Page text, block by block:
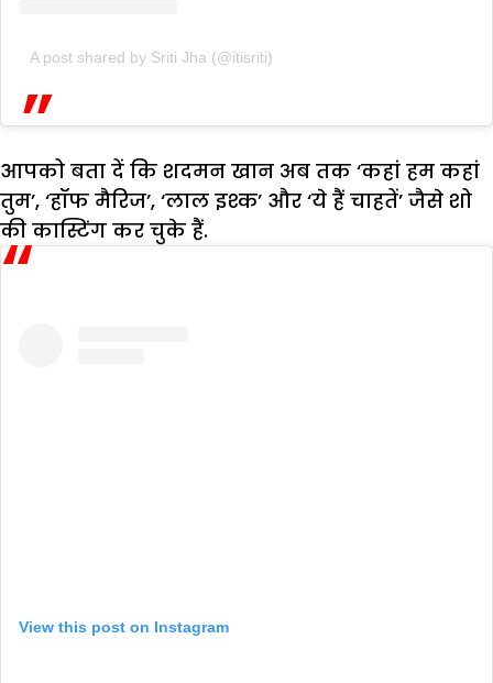
A post shared by Sriti Jha (@itisriti)
आपको बता दें कि शदमन खान अब तक ‘कहां हम कहां
तुम’, ‘हॉफ मैरिज’, ‘लाल इश्क’ और ‘ये हैं चाहतें’ जैसे शो
की कास्टिंग कर चुके हैं.
View this post on Instagram